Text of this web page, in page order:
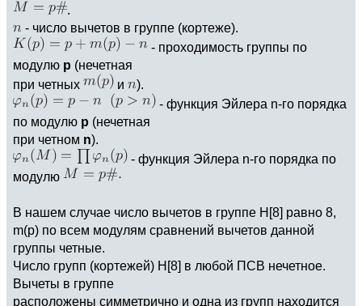
.
- число вычетов в группе (кортеже).
- проходимость группы по
модулю р (нечетная
при четных
и
).
- функция Эйлера n-го порядка
по модулю р (нечетная
при четном n).
- функция Эйлера n-го порядка по
модулю
В нашем случае число вычетов в группе H[8] равно 8,
m(p) по всем модулям сравнений вычетов данной
группы четные.
Число групп (кортежей) H[8] в любой ПСВ нечетное.
Вычеты в группе
расположены симметрично и одна из групп находится